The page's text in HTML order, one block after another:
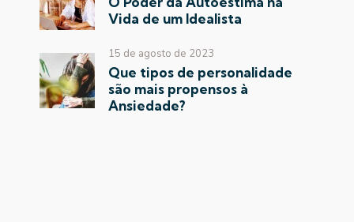
Vida de um Idealista
15 de agosto de 2023
Que tipos de personalidade
são mais propensos à
Ansiedade?